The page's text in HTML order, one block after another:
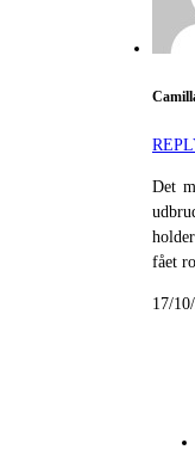
Det
fået
17/